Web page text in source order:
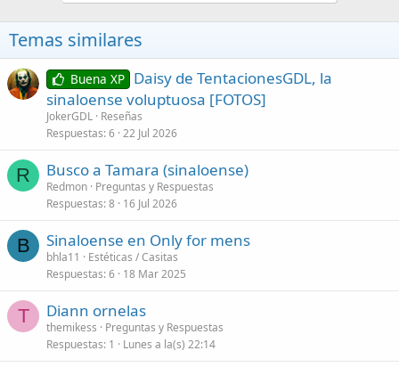
Temas similares
Buena XP Daisy de TentacionesGDL, la
sinaloense voluptuosa [FOTOS]
JokerGDL Reseñas
Respuestas 6 22 Jul 2026
R Busco a Tamara (sinaloense)
Redmon Preguntas y Respuestas
Respuestas 8 16 Jul 2026
B Sinaloense en Only for mens
bhla11
Estéticas / Casitas
Respuestas 6 18 Mar 2025
T Diann ornelas
themikess
Preguntas y Respuestas
Respuestas 1 Lunes a la(s) 22:14